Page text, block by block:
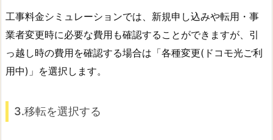
工事料金シミュレーションでは、新規申し込みや転用・事
業者変更時に必要な費用も確認することができますが、引
っ越し時の費用を確認する場合は「各種変更(ドコモ光ご利
用中)」を選択します。
3.移転を選択する